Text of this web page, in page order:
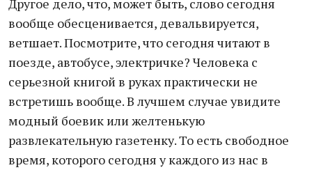
Другое дело, что, может быть, слово сегодня
вообще обесценивается, девальвируется,
ветшает. Посмотрите, что сегодня читают в
поезде, автобусе, электричке? Человека с
серьезной книгой в руках практически не
встретишь вообще. В лучшем случае увидите
модный боевик или желтенькую
развлекательную газетенку. То есть свободное
время, которого сегодня у каждого из нас в